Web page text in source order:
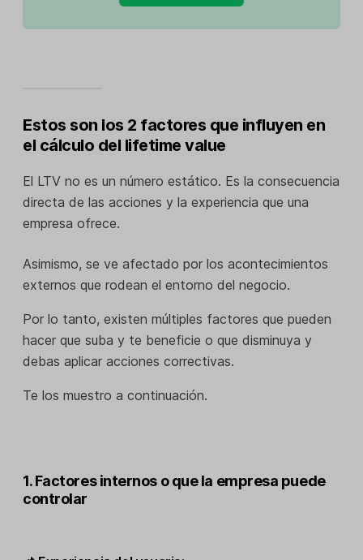
Estos son los 2 factores que influyen en
el cálculo del lifetime value
El LTV no es un número estático. Es la consecuencia
directa de las acciones y la experiencia que una
empresa ofrece.
Asimismo, se ve afectado por los acontecimientos
externos que rodean el entorno del negocio.
Por lo tanto, existen múltiples factores que pueden
hacer que suba y te beneficie o que disminuya y
debas aplicar acciones correctivas.
Te los muestro a continuación.
1. Factores internos o que la empresa puede
controlar